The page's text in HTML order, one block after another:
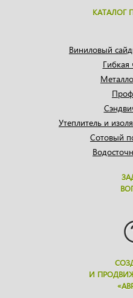
КАТАЛОГ
Виниловый
Гибкая
Утеплитель и
Сотовый
И